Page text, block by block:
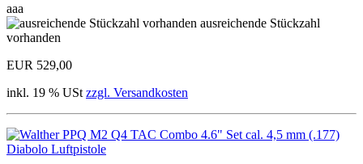
aaa
ausreichende Stückzahl
vorhanden
EUR 529,00
inkl. 19 % USt zzgl. Versandkosten